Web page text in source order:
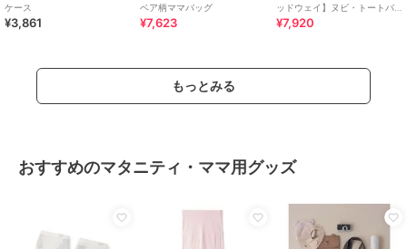
ケース
¥3,861
ベア柄ママバッグ
¥7,623
ッドウェイ】ヌビ・トートバ
ッグ/ドット/グレー
¥7,920
もっとみる
おすすめのマタニティ・ママ用グッズ